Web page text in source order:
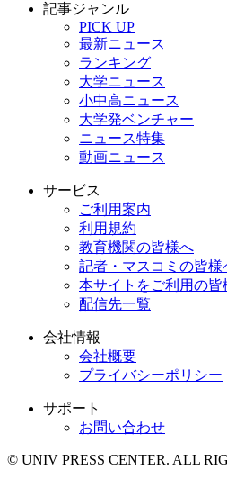
記事ジャンル
PICK UP
最新ニュース
ランキング
大学ニュース
小中高ニュース
大学発ベンチャー
ニュース特集
動画ニュース
サービス
ご利用案内
利用規約
教育機関の皆様へ
記者・マスコミの皆様
本サイトをご利用の皆
配信先一覧
会社情報
会社概要
プライバシーポリシー
サポート
お問い合わせ
© UNIV PRESS CENTER. ALL